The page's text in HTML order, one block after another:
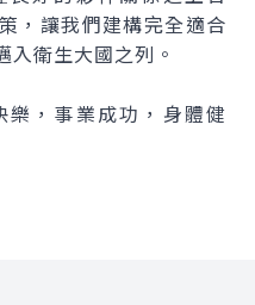
，讓我們建構完全適合
入衛生大國之列。
，事業成功，身體健